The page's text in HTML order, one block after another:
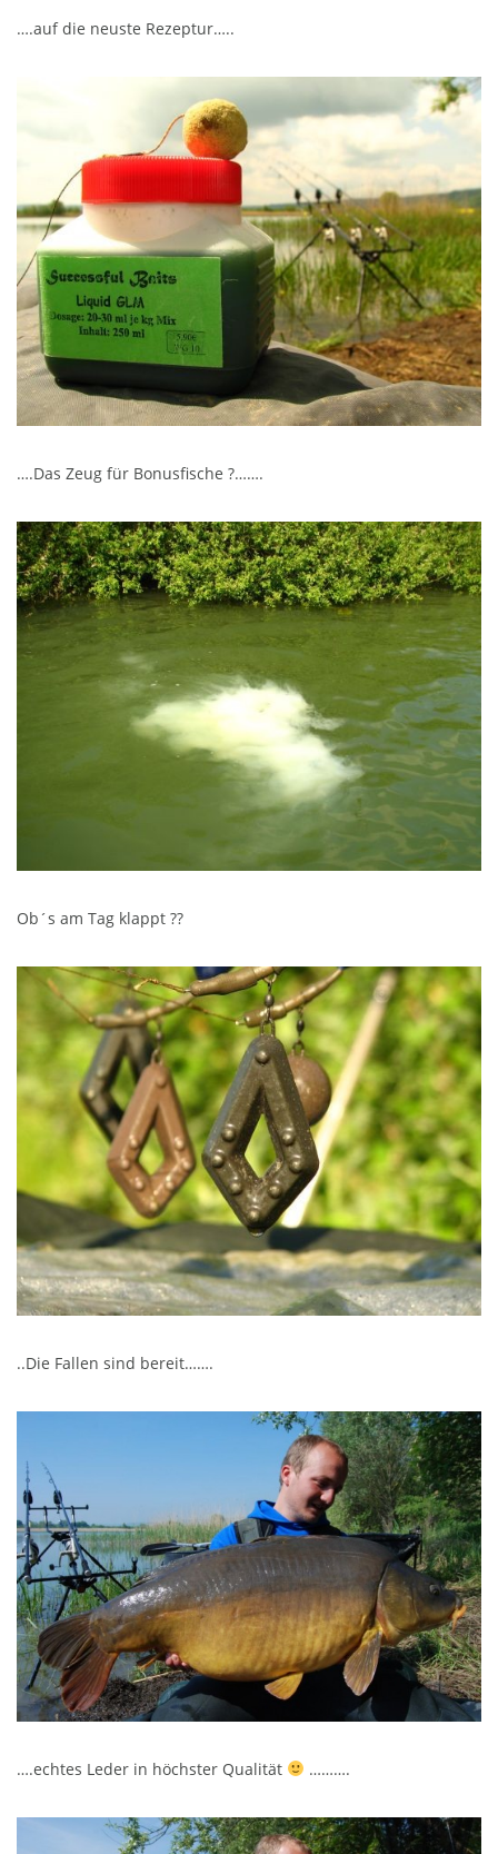
….auf die neuste Rezeptur…..
….Das Zeug für Bonusfische ?…….
Ob´s am Tag klappt ??
..Die Fallen sind bereit…….
….echtes Leder in höchster Qualität ……….